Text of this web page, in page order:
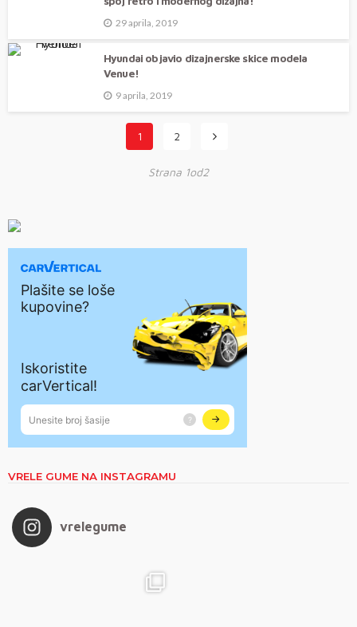
29 aprila, 2019
Hyundai objavio dizajnerske skice modela
Venue!
9 aprila, 2019
1 2
Strana 1od2
VRELE GUME NA INSTAGRAMU
vrelegume